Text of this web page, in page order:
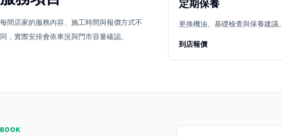
立即預約 開啟地圖 其他店家
每間店家的服務內容、施工時間與報價方式不
同，實際安排會依車況與門市容量確認。
定期保養
更換機油、基礎檢查與保養建議。
到店報價
BOOK